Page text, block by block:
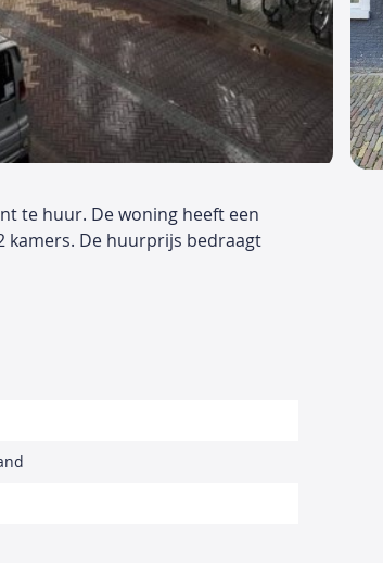
te huur. De woning heeft een
kamers. De huurprijs bedraagt